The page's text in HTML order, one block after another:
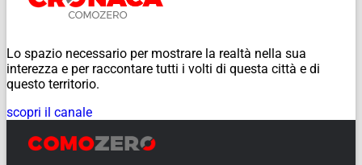
Lo spazio necessario per mostrare la realtà nella sua
interezza e per raccontare tutti i volti di questa città e di
questo territorio.
scopri il canale